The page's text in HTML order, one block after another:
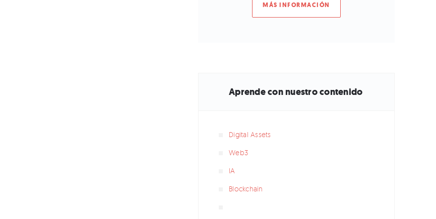
MÁS INFORMACIÓN
Aprende con nuestro contenido
Digital Assets
Web3
IA
Blockchain